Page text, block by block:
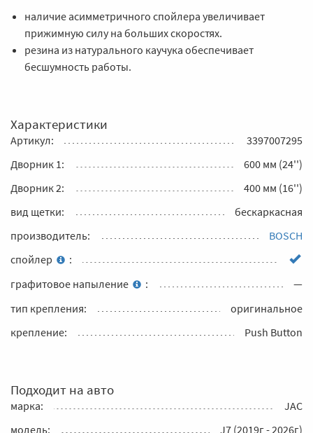
наличие асимметричного спойлера увеличивает
прижимную силу на больших скоростях.
резина из натурального каучука обеспечивает
бесшумность работы.
Характеристики
Артикул:
3397007295
Дворник 1:
600 мм (24'')
Дворник 2:
400 мм (16'')
вид щетки:
бескаркасная
производитель:
BOSCH
спойлер
:
графитовое напыление
:
—
тип крепления:
оригинальное
крепление:
Push Button
Подходит на авто
марка:
JAC
модель:
J7 (2019г - 2026г)